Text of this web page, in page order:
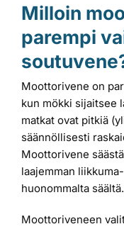
Milloin
parempi
Moottorivene on
kun mökki sijaitsee
matkat ovat pitkiä
säännöllisesti
Moottorivene
laajemman
huonommalta säältä.
Moottoriveneen